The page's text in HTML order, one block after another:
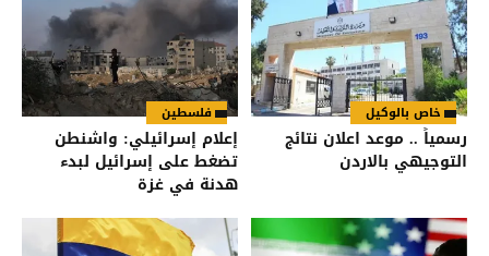
خاص بالوكيل
رسمياً .. موعد اعلان نتائج
التوجيهي بالاردن
فلسطين
إعلام إسرائيلي: واشنطن
تضغط على إسرائيل لبدء
هدنة في غزة